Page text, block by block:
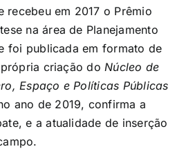
recebeu em 2017 o Prêmio
na área de Planejamento
foi publicada em formato de
criação do Núcleo de
Espaço e Políticas Públicas
ano de 2019, confirma a
e a atualidade de inserção